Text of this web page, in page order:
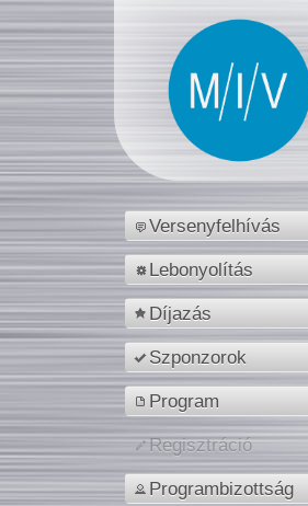
Versenyfelhívás
Lebonyolítás
Díjazás
Szponzorok
Program
Regisztráció
Programbizottság